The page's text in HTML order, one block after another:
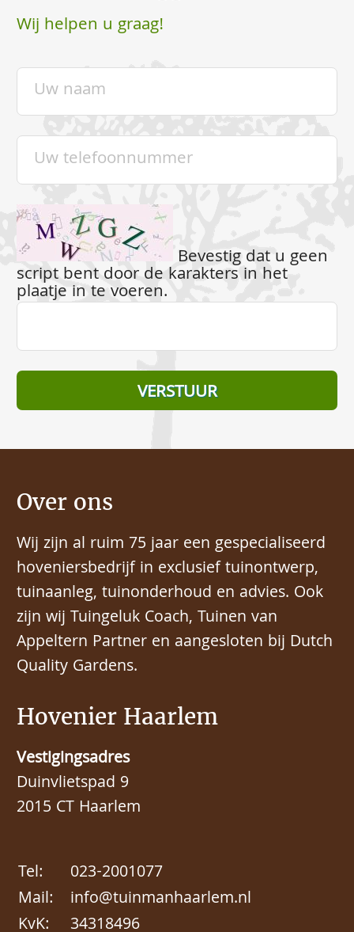
Wij helpen u graag!
Bevestig dat u geen
script bent door de karakters in het
plaatje in te voeren.
Hovenier Haarlem
Vestigingsadres
Duinvlietspad 9
2015 CT Haarlem
Tel:
023-2001077
Mail:
info@tuinmanhaarlem.nl
KvK:
34318496
Over ons
Wij zijn al ruim 75 jaar een gespecialiseerd
hoveniersbedrijf in exclusief tuinontwerp,
tuinaanleg, tuinonderhoud en advies. Ook
zijn wij Tuingeluk Coach, Tuinen van
Appeltern Partner en aangesloten bij Dutch
Quality Gardens.